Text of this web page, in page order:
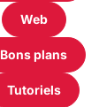
Web
Bons plans
Tutoriels